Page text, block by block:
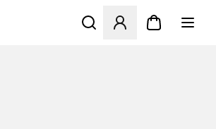
Apre una finestra modale